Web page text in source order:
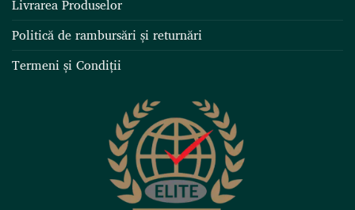
Livrarea Produselor
Politică de rambursări și returnări
Termeni și Condiții